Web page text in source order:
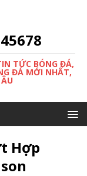
TỨC BÓNG ĐÁ,
ĐÁ MỚI NHẤT,
Hợp